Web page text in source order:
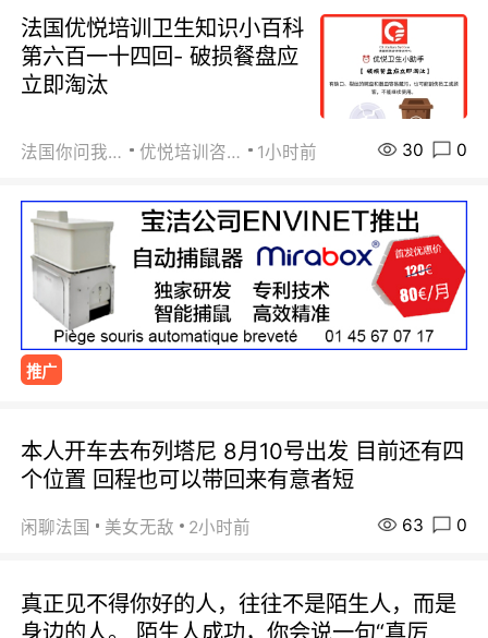
法国优悦培训卫生知识小百科
第六百一十四回- 破损餐盘应
立即淘汰
法国你问我答 优悦培训咨询 1小时前 30 0
推广
本人开车去布列塔尼 8月10号出发 目前还有四
个位置 回程也可以带回来有意者短
闲聊法国 美女无敌 2小时前 63 0
真正见不得你好的人，往往不是陌生人，而是
身边的人。 陌生人成功，你会说一句“真厉